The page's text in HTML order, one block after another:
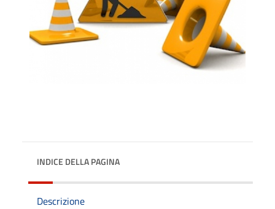
INDICE DELLA PAGINA
Descrizione